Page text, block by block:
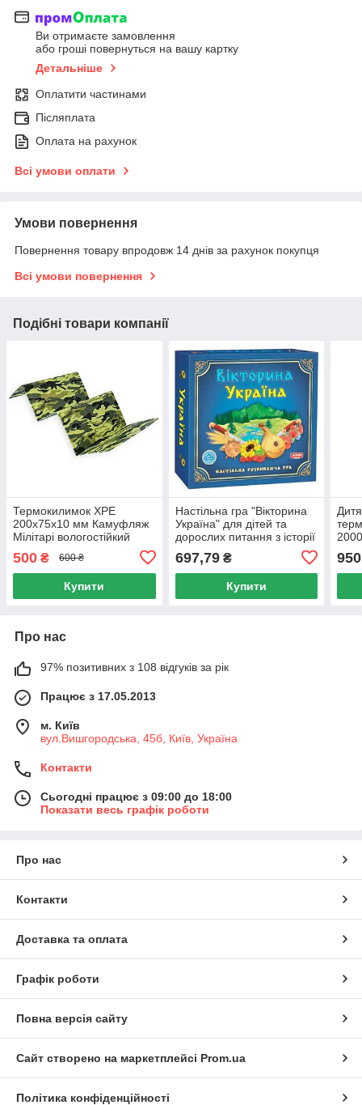
Ви отримаєте замовлення
або гроші повернуться на вашу картку
Детальніше
Оплатити частинами
Післяплата
Оплата на рахунок
Всі умови оплати
Умови повернення
Повернення товару впродовж 14 днів за рахунок покупця
Всі умови повернення
Подібні товари компанії
Термокилимок ХРЕ
200х75х10 мм Камуфляж
Мілітарі вологостійкий
килимок 200х75 см
складаний
500 ₴ 600 ₴
Купити
Настільна гра "Вікторина
Україна" для дітей та
дорослих питання з історії
варіанти поля
697,79₴
Купити
950
Про нас
97% позитивних з 108 відгуків за рік
Працює з 17.05.2013
м. Київ
вул.Вишгородська, 45б, Київ, Україна
Контакти
Сьогодні працює з 09:00 до 18:00
Показати весь графік роботи
Про нас
Контакти
Доставка та оплата
Графік роботи
Повна версія сайту
Сайт створено на маркетплейсі Prom.ua
Політика конфіденційності